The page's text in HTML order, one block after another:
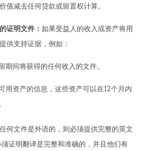
值减去任何贷款或留置权计算。
证明文件： 如果受益人的收入或资产将用
供支持证据，例如：
期间将获得的任何收入的文件。
用资产的信息，这些资产可以在12个月内
何文件是外语的，则必须提供完整的英文
证明翻译是完整和准确的，并且他们有